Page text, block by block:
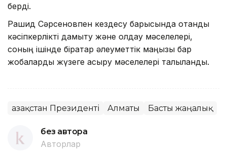
берді.
Рашид Сәрсеновпен кездесу барысында отандық
кәсіпкерлікті дамыту және қолдау мәселелері,
соның ішінде бірқатар әлеуметтік маңызы бар
жобаларды жүзеге асыру мәселелері талқыланды.
Қазақстан Президенті Алматы Басты жаңалық
без автора
Авторлар